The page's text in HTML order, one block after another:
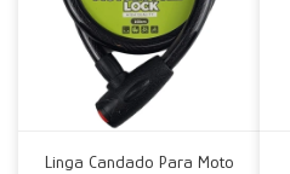
Linga Candado Para Moto